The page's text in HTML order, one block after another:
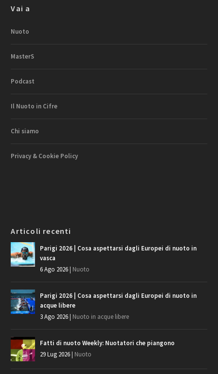
Vai a
Nuoto
MasterS
Podcast
Il Nuoto in Cifre
Chi siamo
Privacy & Cookie Policy
Articoli recenti
Parigi 2026 | Cosa aspettarsi dagli Europei di nuoto in
vasca
6 Ago 2026| Nuoto
Parigi 2026 | Cosa aspettarsi dagli Europei di nuoto in
acque libere
3 Ago 2026| Nuoto in acque libere
Fatti di nuoto Weekly: Nuotatori che piangono
29 Lug 2026| Nuoto